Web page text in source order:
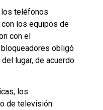
los teléfonos
los equipos de
con el
obligó
lugar, de acuerdo
los
de televisión: